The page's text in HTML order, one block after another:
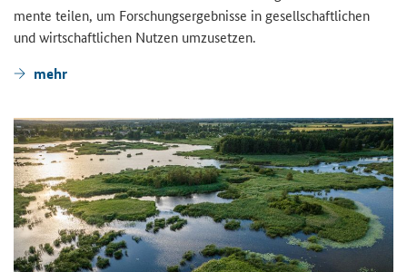
men­te tei­len, um For­schungs­er­geb­nis­se in ge­sell­schaft­li­chen
und wirt­schaft­li­chen Nut­zen um­zu­set­zen.
mehr